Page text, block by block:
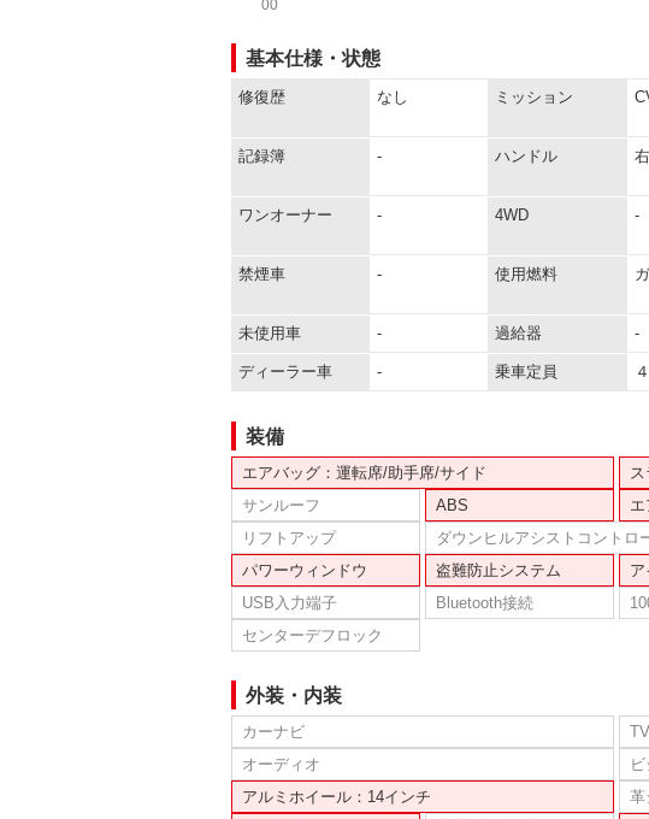
00
基本仕様・状態
修復歴 なし ミッション
記録簿 - ハンドル 右
ワンオーナー - 4WD -
禁煙車 - 使用燃料
未使用車 - 過給器 -
ディーラー車 - 乗車定員
装備
エアバッグ：運転席/助手席/サイド
サンルーフ
ABS エ
リフトアップ
ダウンヒルアシストコントロ
パワーウィンドウ
盗難防止システム
USB入力端子
Bluetooth接続
センターデフロック
外装・内装
カーナビ
TV
オーディオ
アルミホイール：14インチ
革